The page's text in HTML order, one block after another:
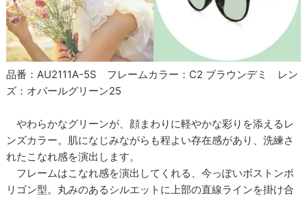
品番：AU2111A-5S フレームカラー：C2 ブラウンデミ レン
ズ：オパールグリーン25
やわらかなグリーンが、顔まわりに軽やかな彩りを添えるレ
ンズカラー。肌になじみながらも程よい存在感があり、洗練さ
れたこなれ感を演出します。
フレームはこなれ感を演出してくれる、今っぽいボストンポ
リゴン型。丸みのあるシルエットに上部の直線ラインを掛け合